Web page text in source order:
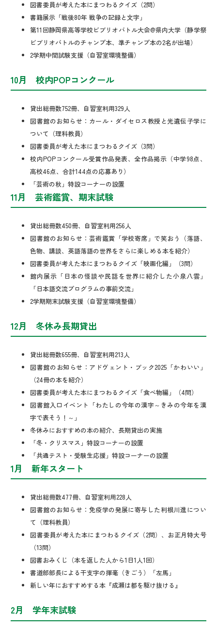
図書委員が考えた本にまつわるクイズ（2問）
書籍展示「戦後80年 戦争の記録と文字」
第11回静岡県高等学校ビブリオバトル大会@県内大学（静学祭
ビブリオバトルのチャンプ本、準チャンプ本の2名が出場）
2学期中間試験支援（自習室環境整備）
10月 校内POPコンクール
貸出総冊数752冊、自習室利用329人
図書館のお知らせ：カール・ダイセロス教授と光遺伝子学に
ついて（理科教員）
図書委員が考えた本にまつわるクイズ（3問）
校内POPコンクール受賞作品発表、全作品掲示（中学98点、
高校46点、合計144点の応募あり）
「芸術の秋」特設コーナーの設置
11月 芸術鑑賞、期末試験
貸出総冊数450冊、自習室利用256人
図書館のお知らせ：芸術鑑賞「学校寄席」で笑おう（落語、
色物、講談、英語落語の世界をさらに楽しめる本を紹介）
図書委員が考えた本にまつわるクイズ「映画化編」（3問）
館内展示「日本の怪談や民話を世界に紹介した小泉八雲」
「日本語交流プログラムの事前交流」
2学期期末試験支援（自習室環境整備）
12月 冬休み長期貸出
貸出総冊数655冊、自習室利用213人
図書館のお知らせ：アドヴェント・ブック2025「かわいい」
（24冊の本を紹介）
図書委員が考えた本にまつわるクイズ「食べ物編」（4問）
図書館入口イベント「わたしの今年の漢字～きみの今年を漢
字で表そう！～」
冬休みにおすすめの本の紹介、長期貸出の実施
「冬・クリスマス」特設コーナーの設置
「共通テスト・受験生応援」特設コーナーの設置
1月 新年スタート
貸出総冊数477冊、自習室利用228人
図書館のお知らせ：免疫学の発展に寄与した利根川進につい
て（理科教員）
図書委員が考えた本にまつわるクイズ（2問）、お正月特大号
（13問）
図書おみくじ（本を返した人から1日1人1回）
書道部部長による干支字の揮毫（きごう）「左馬」
新しい年におすすめする本『成瀬は都を駆け抜ける』
2月 学年末試験